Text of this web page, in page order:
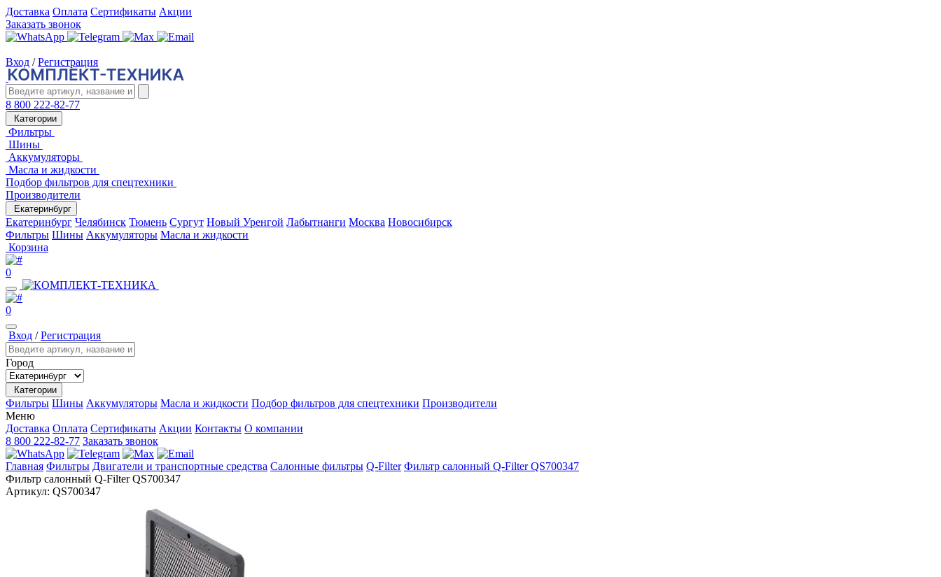
Доставка Оплата Сертификаты Акции
Заказать звонок
Вход / Регистрация
8 800 222-82-77
Категории
Фильтры
Шины
Аккумуляторы
Масла и жидкости
Подбор фильтров для спецтехники
Производители
Екатеринбург
Екатеринбург Челябинск Тюмень Сургут Новый Уренгой Лабытнанги Москва Новосибирск
Фильтры Шины Аккумуляторы Масла и жидкости
Корзина
0
0
Вход /Регистрация
Город
Категории
Фильтры Шины Аккумуляторы Масла и жидкости Подбор фильтров для спецтехники Производители
Меню
Доставка Оплата Сертификаты Акции Контакты О компании
8 800 222-82-77 Заказать звонок
Главная Фильтры Двигатели и транспортные средства Салонные фильтры Q-Filter Фильтр салонный Q-Filter QS700347
Фильтр салонный Q-Filter QS700347
Артикул: QS700347